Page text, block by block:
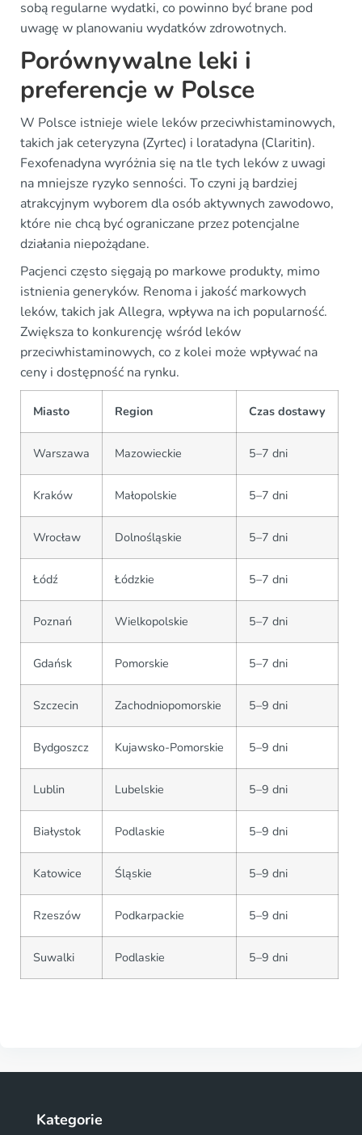
sobą regularne wydatki, co powinno być brane pod
uwagę w planowaniu wydatków zdrowotnych.
Porównywalne leki i
preferencje w Polsce
W Polsce istnieje wiele leków przeciwhistaminowych,
takich jak ceteryzyna (Zyrtec) i loratadyna (Claritin).
Fexofenadyna wyróżnia się na tle tych leków z uwagi
na mniejsze ryzyko senności. To czyni ją bardziej
atrakcyjnym wyborem dla osób aktywnych zawodowo,
które nie chcą być ograniczane przez potencjalne
działania niepożądane.
Pacjenci często sięgają po markowe produkty, mimo
istnienia generyków. Renoma i jakość markowych
leków, takich jak Allegra, wpływa na ich popularność.
Zwiększa to konkurencję wśród leków
przeciwhistaminowych, co z kolei może wpływać na
ceny i dostępność na rynku.
Miasto Region Czas dostawy
Warszawa Mazowieckie 5–7 dni
Kraków Małopolskie 5–7 dni
Wrocław Dolnośląskie 5–7 dni
Łódź Łódzkie 5–7 dni
Poznań Wielkopolskie 5–7 dni
Gdańsk Pomorskie 5–7 dni
Szczecin Zachodniopomorskie 5–9 dni
Bydgoszcz Kujawsko-Pomorskie 5–9 dni
Lublin Lubelskie 5–9 dni
Białystok Podlaskie 5–9 dni
Katowice Śląskie 5–9 dni
Rzeszów Podkarpackie 5–9 dni
Suwalki Podlaskie 5–9 dni
Kategorie